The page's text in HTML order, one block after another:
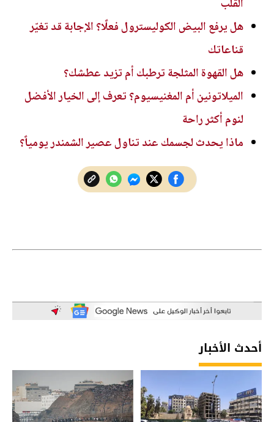
القلب
هل يرفع البيض الكوليسترول فعلًا؟ الإجابة قد تغيّر
قناعاتك
هل القهوة المثلجة ترطبك أم تزيد عطشك؟
الميلاتونين أم المغنيسيوم؟ تعرف إلى الخيار الأفضل
لنوم أكثر راحة
ماذا يحدث لجسمك عند تناول عصير الشمندر يومياً؟
أحدث الأخبار